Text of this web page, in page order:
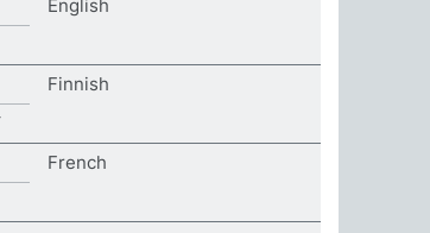
English
Finnish
French